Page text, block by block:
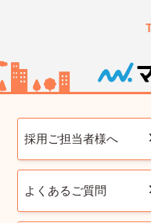
採用ご担当者様へ
よくあるご質問